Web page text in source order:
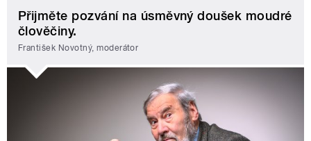
Přijměte pozvání na úsměvný doušek moudré
člověčiny.
František Novotný, moderátor